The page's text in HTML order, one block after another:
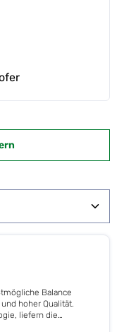
Balance
hoher Qualität.
liefern die